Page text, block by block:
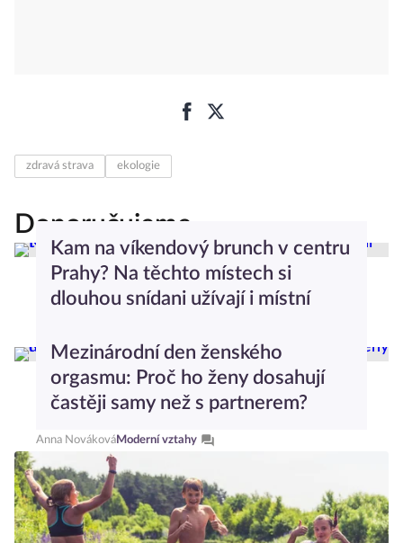
zdravá strava ekologie
Doporučujeme
Kam na víkendový brunch v centru
Prahy? Na těchto místech si
dlouhou snídani užívají i místní
Mezinárodní den ženského
orgasmu: Proč ho ženy dosahují
častěji samy než s partnerem?
Anna NovákováModerní vztahy